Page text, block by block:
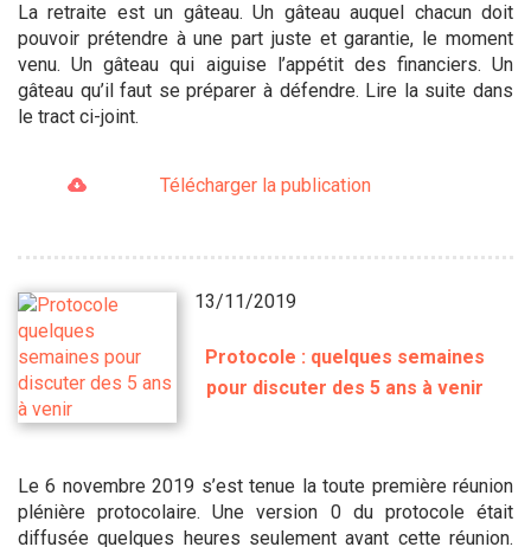
La retraite est un gâteau. Un gâteau auquel chacun doit
pouvoir prétendre à une part juste et garantie, le moment
venu. Un gâteau qui aiguise l’appétit des financiers. Un
gâteau qu’il faut se préparer à défendre. Lire la suite dans
le tract ci-joint.
Télécharger la publication
13/11/2019
Protocole : quelques semaines
pour discuter des 5 ans à venir
Le 6 novembre 2019 s’est tenue la toute première réunion
plénière protocolaire. Une version 0 du protocole était
diffusée quelques heures seulement avant cette réunion.